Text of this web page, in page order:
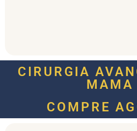
CIRURGIA
MAMA
COMPRE